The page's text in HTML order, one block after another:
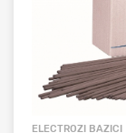
ELECTROZI BAZICI